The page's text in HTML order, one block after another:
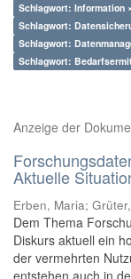
Schlagwort: Information ×
Schlagwort:
Schlagwort:
Schlagwort:
Anzeige der
Aktuelle
Erben, Maria;
Dem Thema
Diskurs aktuell ein
der vermehrten
entstehen auch in